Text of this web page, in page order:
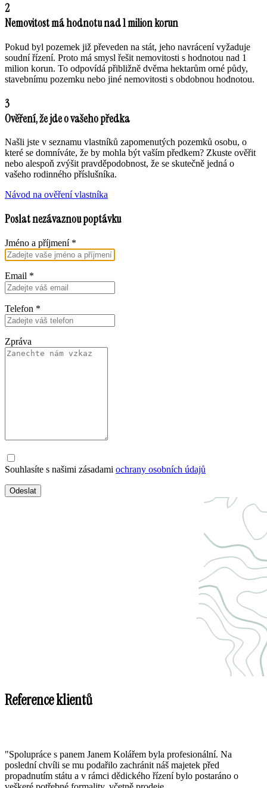
2
Nemovitost má hodnotu nad 1 milion korun
Pokud byl pozemek již převeden na stát, jeho navrácení vyžaduje
soudní řízení. Proto má smysl řešit nemovitosti s hodnotou nad 1
milion korun. To odpovídá přibližně dvěma hektarům orné půdy,
stavebnímu pozemku nebo jiné nemovitosti s obdobnou hodnotou.
3
Ověření, že jde o vašeho předka
Našli jste v seznamu vlastníků zapomenutých pozemků osobu, o
které se domníváte, že by mohla být vaším předkem? Zkuste ověřit
nebo alespoň zvýšit pravděpodobnost, že se skutečně jedná o
vašeho rodinného příslušníka.
Návod na ověření vlastníka
Poslat nezávaznou poptávku
Jméno a příjmení *
Email *
Telefon *
Zpráva
Souhlasíte s našimi zásadami ochrany osobních údajů
Odeslat
Reference klientů
"Spolupráce s panem Janem Kolářem byla profesionální. Na
poslední chvíli se mu podařilo zachránit náš majetek před
propadnutím státu a v rámci dědického řízení bylo postaráno o